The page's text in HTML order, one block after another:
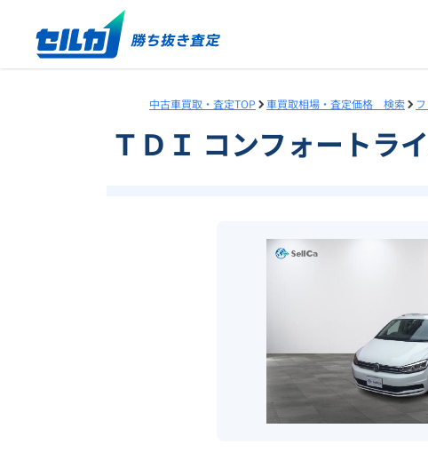
中古車買取・査定TOP 車買取相場・査定価格 検索
ＴＤＩ コンフォートラ